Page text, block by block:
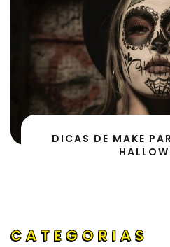
DICAS DE MAKE
CATEGORIAS